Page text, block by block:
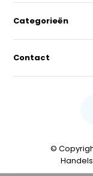
Categorieën
Contact
©